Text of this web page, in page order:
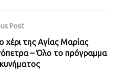
Post
χέρι της Αγίας Μαρίας
– Όλο το πρόγραμμα